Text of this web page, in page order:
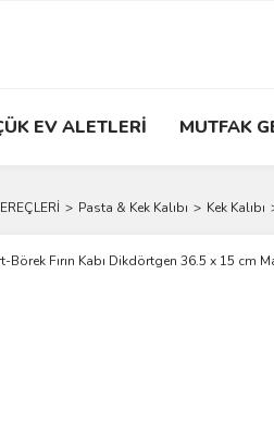
EV ALETLERİ MUTFAK
Pasta & Kek Kalıbı Kek Kalıbı